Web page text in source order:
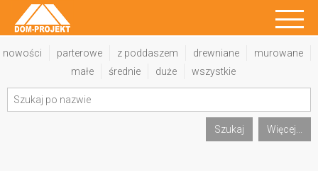
nowości parterowe z poddaszem drewniane
murowane
małe
średnie duże wszystkie
Szukaj Więcej...